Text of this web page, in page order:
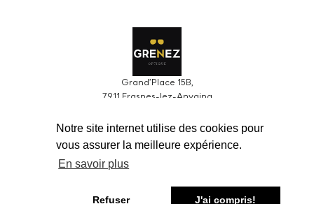
Notre site internet utilise des cookies pour
vous assurer la meilleure expérience.
En savoir plus
Refuser J'ai compris!
Grand’Place 15B,
7911 Frasnes-lez-Anvaing
Grenez sprl BCE0424610966
de 09h00 à 12h30 > de 13h30 à 18h30